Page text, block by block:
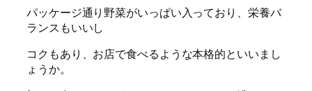
パッケージ通り野菜がいっぱい入っており、栄養バ
ランスもいいし
コクもあり、お店で食べるような本格的といいまし
ょうか。